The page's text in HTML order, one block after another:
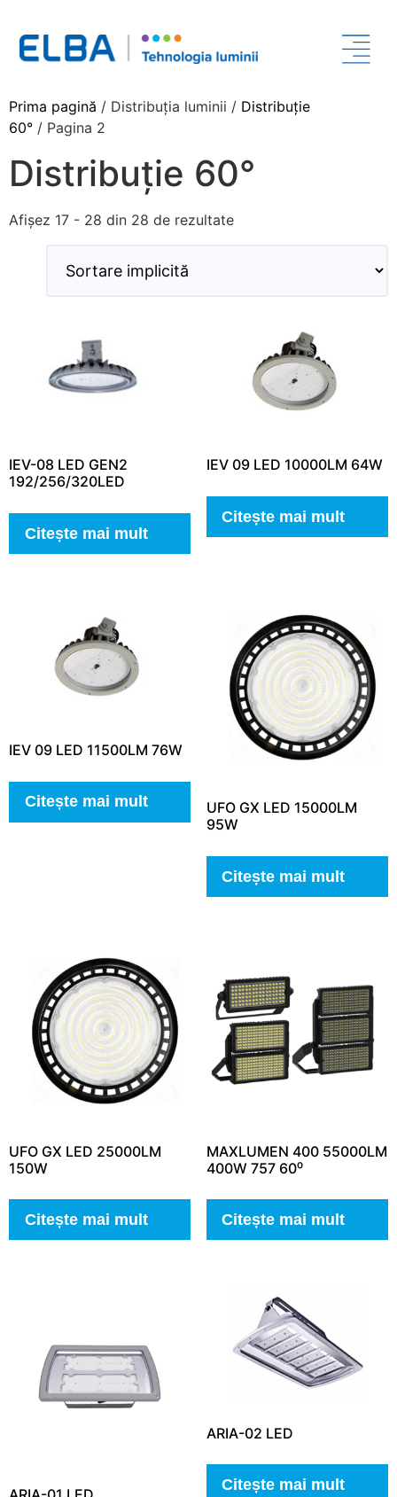
Prima pagină / Distribuția luminii / Distribuție
60° / Pagina 2
Distribuție 60°
Afișez 17 - 28 din 28 de rezultate
IEV-08 LED GEN2
192/256/320LED
Citește mai mult
IEV 09 LED 10000LM 64W
Citește mai mult
IEV 09 LED 11500LM 76W
Citește mai mult
UFO GX LED 15000LM
95W
Citește mai mult
UFO GX LED 25000LM
150W
Citește mai mult
MAXLUMEN 400 55000LM
400W 757 60⁰
Citește mai mult
ARIA-02 LED
Citește mai mult